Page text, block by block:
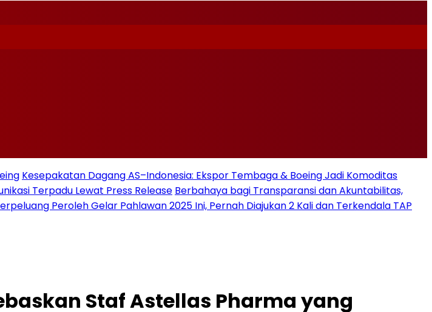
Kesepakatan Dagang AS–Indonesia: Ekspor Tembaga & Boeing Jadi Komoditas
Terpadu Lewat Press Release Berbahaya bagi Transparansi dan Akuntabilitas,
Peroleh Gelar Pahlawan 2025 Ini, Pernah Diajukan 2 Kali dan Terkendala TAP
Staf Astellas Pharma yang